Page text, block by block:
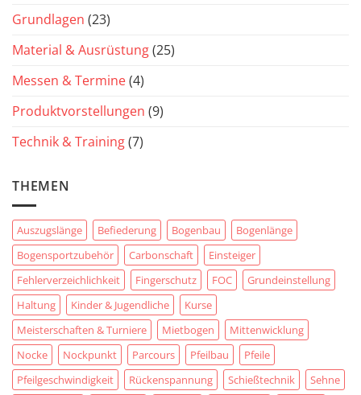
Grundlagen (23)
Material & Ausrüstung(25)
Messen & Termine(4)
Produktvorstellungen (9)
Technik & Training(7)
THEMEN
Auszugslänge Befiederung Bogenbau
Bogenlänge
Bogensportzubehör
Carbonschaft
Einsteiger
Fehlerverzeichlichkeit
Fingerschutz FOC
Grundeinstellung
Haltung
Kinder & Jugendliche
Kurse
Meisterschaften & Turniere
Mietbogen
Mittenwicklung
Nocke
Nockpunkt Parcours Pfeilbau
Pfeile
Pfeilgeschwindigkeit
Rückenspannung Schießtechnik
Sehne